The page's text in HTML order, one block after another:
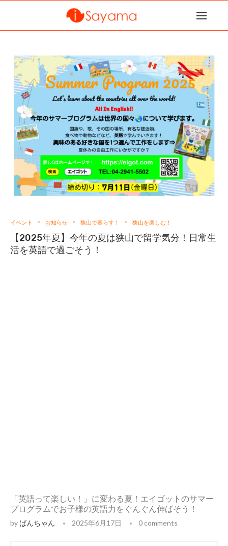
イベント お知らせ 狭山で暮らす！ 狭山を楽しむ！
【2025年夏】今年の夏は狭山で留学気分！日常生
活を英語で過ごそう！
「英語って楽しい！」に変わる夏！エイゴットのサマー
プログラムでお子様の英語力をぐんぐん伸ばそう！
by ばんちゃん 2025年6月17日 0 comments